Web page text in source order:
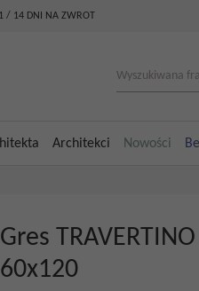
1 / 14 DNI NA ZWROT
Architekci Nowości
Gres
60x120